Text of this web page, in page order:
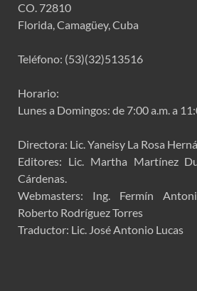
CO. 72810
Florida, Camagüey, Cuba
Teléfono: (53)(32)513516
Horario:
Lunes a Domingos: de 7:00 a.m. a
Directora: Lic. Yaneisy La Rosa
Editores: Lic. Martha Martínez
Cárdenas.
Webmasters: Ing. Fermín
Roberto Rodríguez Torres
Traductor: Lic. José Antonio Lucas